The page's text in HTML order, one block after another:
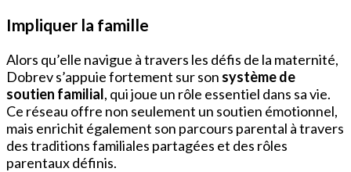
Impliquer la famille
Alors qu’elle navigue à travers les défis de la maternité,
Dobrev s’appuie fortement sur son système de
soutien familial, qui joue un rôle essentiel dans sa vie.
Ce réseau offre non seulement un soutien émotionnel,
mais enrichit également son parcours parental à travers
des traditions familiales partagées et des rôles
parentaux définis.